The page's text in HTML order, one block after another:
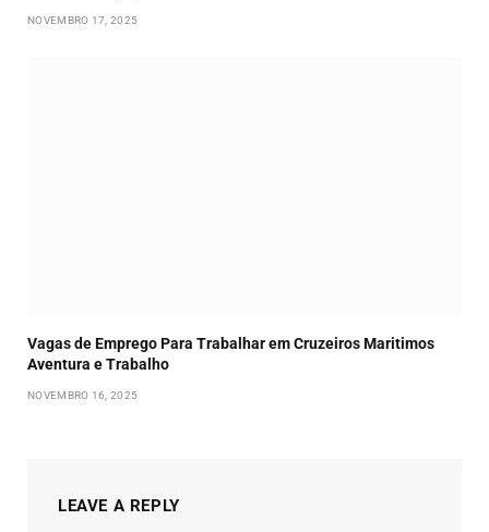
NOVEMBRO 17, 2025
Vagas de Emprego Para Trabalhar em Cruzeiros Maritimos
Aventura e Trabalho
NOVEMBRO 16, 2025
LEAVE A REPLY